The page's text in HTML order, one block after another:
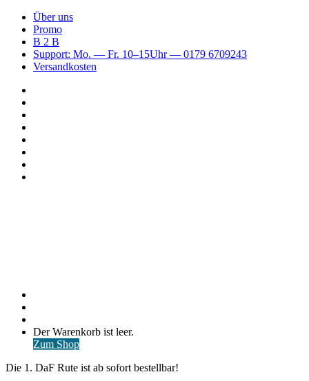
Über uns
Promo
B 2 B
Support: Mo. — Fr. 10–15Uhr — 0179 6709243
Versandkosten
Warenkorb
ansehen
Der Warenkorb ist leer.
Zum Shop
Die 1. DaF Rute ist ab sofort bestellbar!